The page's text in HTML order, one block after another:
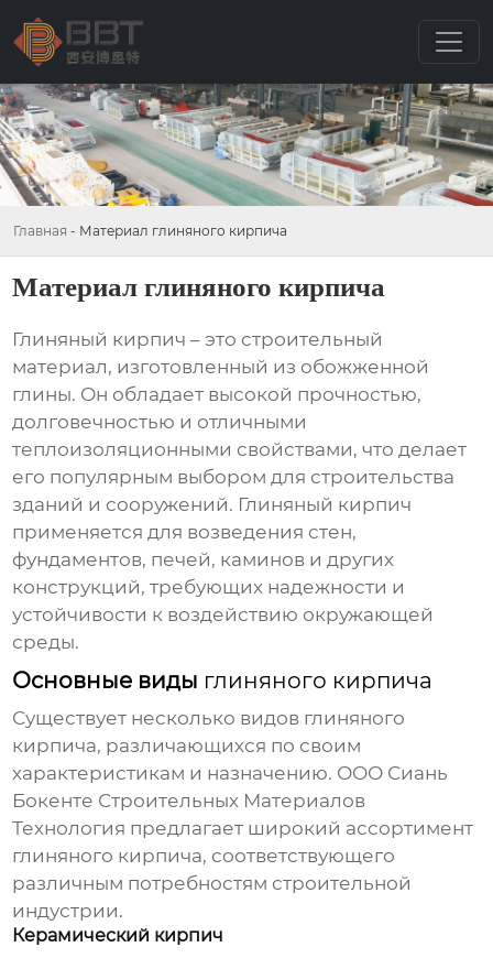
Главная - Материал глиняного кирпича
Материал глиняного кирпича
Глиняный кирпич – это строительный
материал, изготовленный из обожженной
глины. Он обладает высокой прочностью,
долговечностью и отличными
теплоизоляционными свойствами, что делает
его популярным выбором для строительства
зданий и сооружений. Глиняный кирпич
применяется для возведения стен,
фундаментов, печей, каминов и других
конструкций, требующих надежности и
устойчивости к воздействию окружающей
среды.
Основные виды глиняного кирпича
Существует несколько видов глиняного
кирпича, различающихся по своим
характеристикам и назначению. ООО Сиань
Бокенте Строительных Материалов
Технология предлагает широкий ассортимент
глиняного кирпича, соответствующего
различным потребностям строительной
индустрии.
Керамический кирпич